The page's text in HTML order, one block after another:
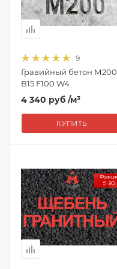
9
Гравийный бетон М200
B15 F100 W4
4 340 руб /м³
КУПИТЬ